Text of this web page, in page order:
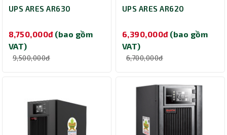
UPS ARES AR630
8,750,000đ (bao gồm
VAT)
9,500,000đ
UPS ARES AR620
6,390,000đ (bao gồm
VAT)
6,700,000đ